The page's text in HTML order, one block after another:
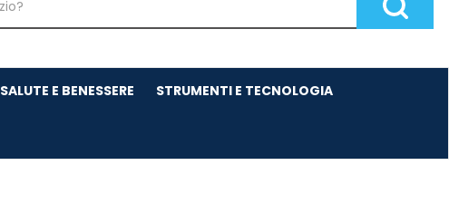
Cerca
SALUTE E BENESSERE STRUMENTI E TECNOLOGIA